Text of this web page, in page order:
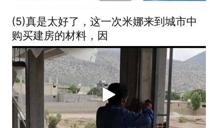
(5)真是太好了，这一次米娜来到城市中
购买建房的材料，因